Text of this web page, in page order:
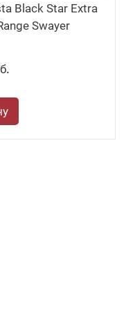
Black Star Extra
Swayer
.